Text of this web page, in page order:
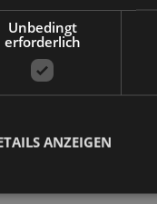
Unbedingt
erforderlich
ANZEIGEN